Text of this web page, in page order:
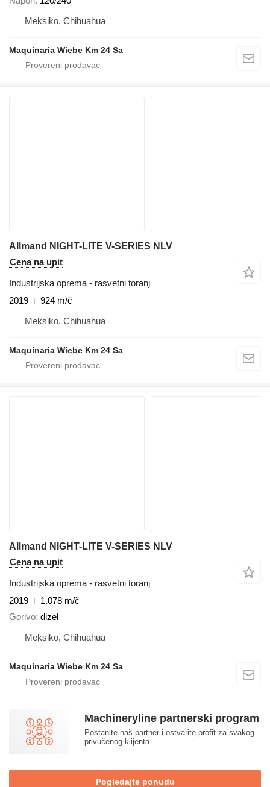
Meksiko, Chihuahua
Maquinaria Wiebe Km 24 Sa
Allmand NIGHT-LITE V-SERIES NLV
Cena na upit
Industrijska oprema - rasvetni toranj
2019
924 m/č
Meksiko, Chihuahua
Maquinaria Wiebe Km 24 Sa
Allmand NIGHT-LITE V-SERIES NLV
Cena na upit
Industrijska oprema - rasvetni toranj
2019
1.078 m/č
Gorivo dizel
Meksiko, Chihuahua
Maquinaria Wiebe Km 24 Sa
Machineryline partnerski program
Postanite naš partner i ostvarite profit za svakog
privučenog klijenta
Pogledajte ponudu